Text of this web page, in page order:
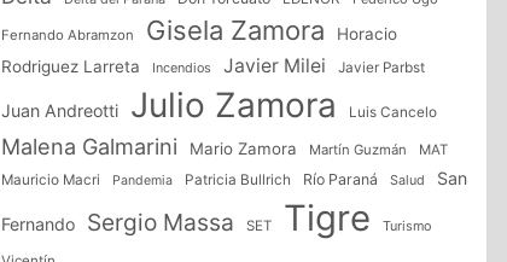
Fernando Abramzon Gisela Zamora
Horacio
Rodriguez Larreta
Incendios Javier Milei Javier Parbst
Juan Andreotti Julio Zamora Luis Cancelo
Malena Galmarini Mario Zamora Martín Guzmán
MAT
Mauricio Macri
Pandemia Patricia Bullrich Río Paraná Salud San
Fernando Sergio Massa SET Tigre Turismo